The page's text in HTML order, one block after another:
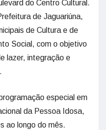
do Centro Cultural.
de Jaguariúna,
de Cultura e de
Social, com o objetivo
lazer, integração e
especial em
da Pessoa Idosa,
ao longo do mês.